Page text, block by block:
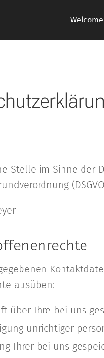
Welcome
Stelle im Sinne der
ausüben:
über Ihre bei uns
unrichtiger
Ihrer bei uns